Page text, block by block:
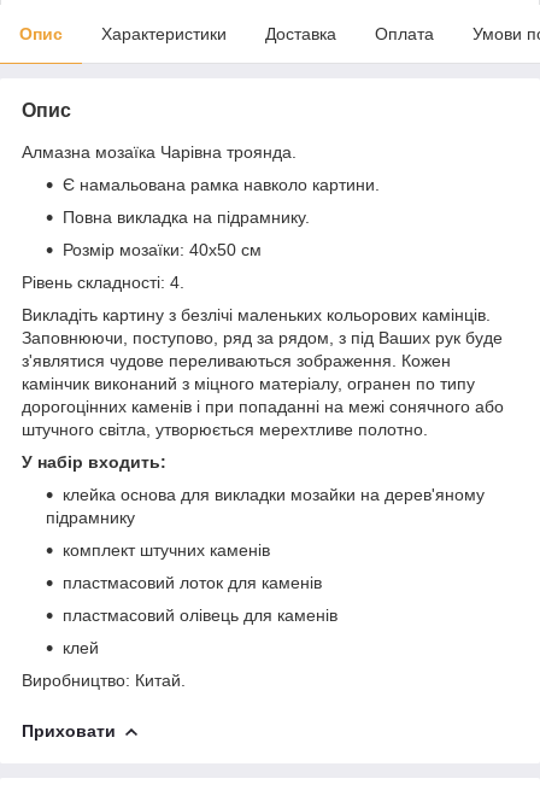
Опис Характеристики Доставка Оплата Умови
Опис
Алмазна мозаїка Чарівна троянда.
Є намальована рамка навколо картини.
Повна викладка на підрамнику.
Розмір мозаїки: 40x50 см
Рівень складності: 4.
Викладіть картину з безлічі маленьких кольорових камінців.
Заповнюючи, поступово, ряд за рядом, з під Ваших рук буде
з'являтися чудове переливаються зображення. Кожен
камінчик виконаний з міцного матеріалу, огранен по типу
дорогоцінних каменів і при попаданні на межі сонячного або
штучного світла, утворюється мерехтливе полотно.
У набір входить:
клейка основа для викладки мозайки на дерев'яному
підрамнику
комплект штучних каменів
пластмасовий лоток для каменів
пластмасовий олівець для каменів
клей
Виробництво: Китай.
Приховати